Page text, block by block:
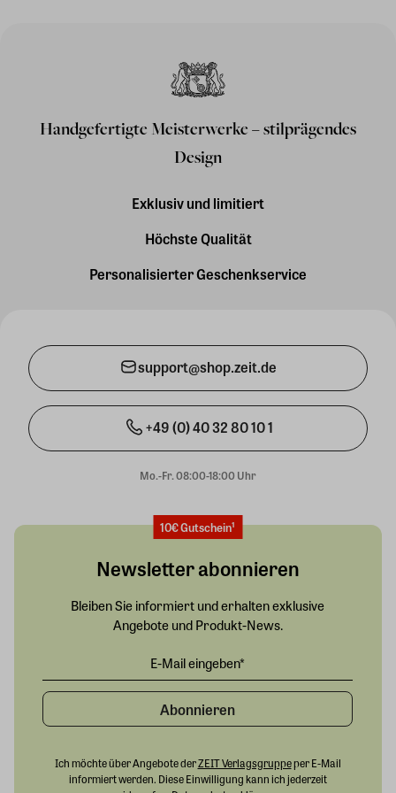
Handgefertigte Meisterwerke – stilprägendes
Design
Exklusiv und limitiert
Höchste Qualität
Personalisierter Geschenkservice
support@shop.zeit.de
+49 (0) 40 32 80 10 1
Mo.-Fr. 08:00-18:00 Uhr
10€ Gutschein¹
Newsletter abonnieren
Bleiben Sie informiert und erhalten exklusive
Angebote und Produkt-News.
Abonnieren
Ich möchte über Angebote derZEIT Verlagsgruppeper E-Mail
informiert werden. Diese Einwilligung kann ich jederzeit